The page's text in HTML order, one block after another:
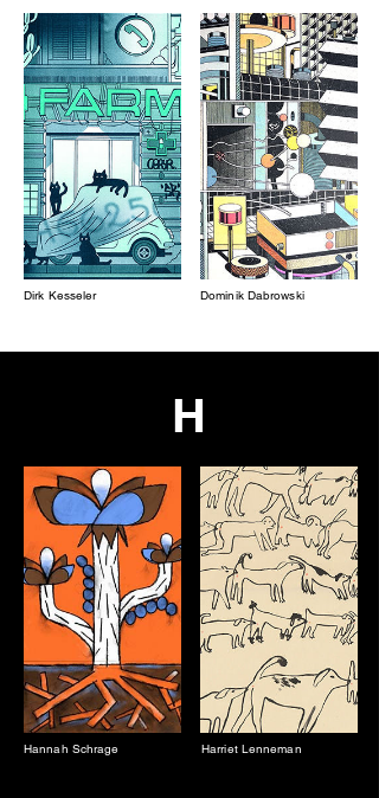
Dirk Kesseler Dominik Dabrowski
H
Hannah Schrage Harriet Lenneman